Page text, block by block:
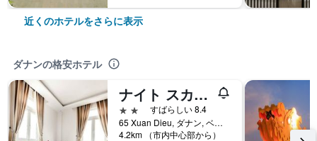
近くのホテルをさらに表示
ダナンの格安ホテル
ナイト スカイ ホテル
2つ星
すばらしい 8.4
65 Xuan Dieu, ダナン, ベトナム
4.2km （市内中心部から）